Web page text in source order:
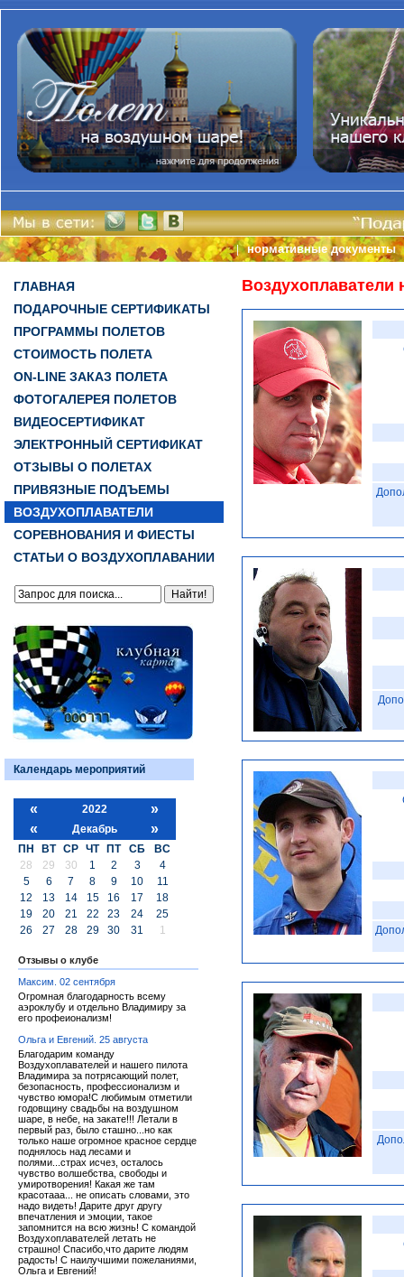
|нормативные документы
ГЛАВНАЯ
ПОДАРОЧНЫЕ СЕРТИФИКАТЫ
ПРОГРАММЫ ПОЛЕТОВ
СТОИМОСТЬ ПОЛЕТА
ON-LINE ЗАКАЗ ПОЛЕТА
ФОТОГАЛЕРЕЯ ПОЛЕТОВ
ВИДЕОСЕРТИФИКАТ
ЭЛЕКТРОННЫЙ СЕРТИФИКАТ
ОТЗЫВЫ О ПОЛЕТАХ
ПРИВЯЗНЫЕ ПОДЪЕМЫ
ВОЗДУХОПЛАВАТЕЛИ
СОРЕВНОВАНИЯ И ФИЕСТЫ
СТАТЬИ О ВОЗДУХОПЛАВАНИИ
Календарь мероприятий
« 2022
»
«
Декабрь »
ПН ВТ СР ЧТ ПТ СБ
ВС
28
29 30 1 2 3
4
5
6 7 8 9 10
11
12
13 14 15 16 17
18
19
20 21 22 23 24
25
26
27 28 29 30 31 1
Отзывы о клубе
Максим. 02 сентября
Огромная благодарность всему
аэроклубу и отдельно Владимиру за
его профеионализм!
Ольга и Евгений. 25 августа
Благодарим команду
Воздухоплавателей и нашего пилота
Владимира за потрясающий полет,
безопасность, профессионализм и
чувство юмора!С любимым отметили
годовщину свадьбы на воздушном
шаре, в небе, на закате!!! Летали в
первый раз, было сташно...но как
только наше огромное красное сердце
поднялось над лесами и
полями...страх исчез, осталось
чувство волшебства, свободы и
умиротворения! Какая же там
красотааа... не описать словами, это
надо видеть! Дарите друг другу
впечатления и эмоции, такое
запомнится на всю жизнь! С командой
Воздухоплавателей летать не
страшно! Спасибо,что дарите людям
радость! С наилучшими пожеланиями,
Ольга и Евгений!
Воздухоплаватели